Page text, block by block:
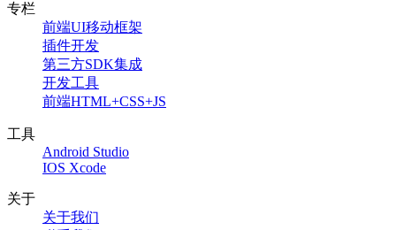
专栏
前端UI移动框架
插件开发
第三方SDK集成
开发工具
前端HTML+CSS+JS
工具
Android Studio
IOS Xcode
关于
关于我们